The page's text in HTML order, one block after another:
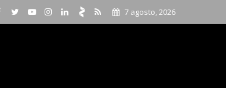
7 agosto, 2026